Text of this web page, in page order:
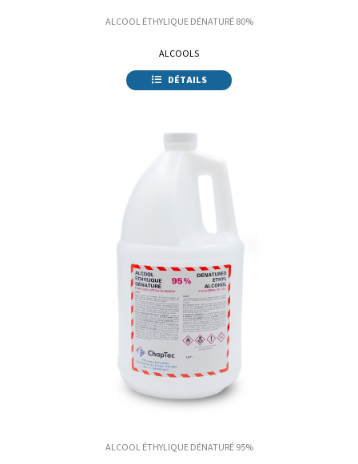
ALCOOL ÉTHYLIQUE DÉNATURÉ 80%
ALCOOLS
DÉTAILS
ALCOOL ÉTHYLIQUE DÉNATURÉ 95%